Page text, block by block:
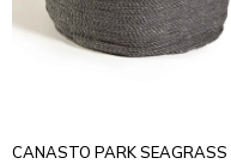
CANASTO PARK SEAGRASS